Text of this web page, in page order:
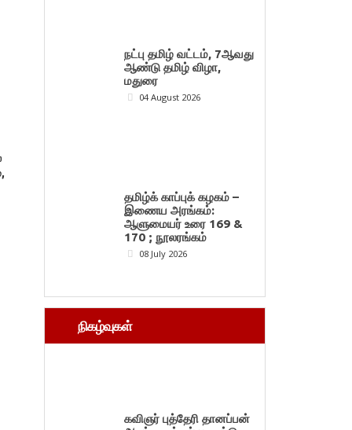
நட்பு தமிழ் வட்டம், 7ஆவது
ஆண்டு தமிழ் விழா,
மதுரை
04 August 2026
தமிழ்க் காப்புக் கழகம் –
இணைய அரங்கம்:
ஆளுமையர் உரை 169 &
170 ; நூலரங்கம்
08 July 2026
நிகழ்வுகள்
கவிஞர் புத்தேரி தானப்பன்